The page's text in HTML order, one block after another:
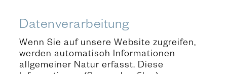
Datenverarbeitung
Wenn Sie auf unsere Website zugreifen,
werden automatisch Informationen
allgemeiner Natur erfasst. Diese